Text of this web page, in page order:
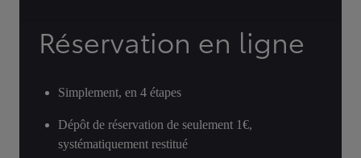
Réservation en ligne
Simplement, en 4 étapes
Dépôt de réservation de seulement 1€,
systématiquement restitué